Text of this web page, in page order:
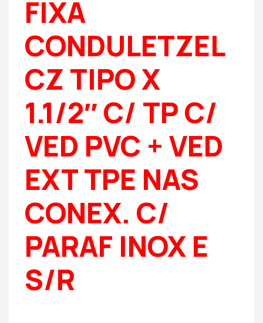
FIXA
CONDULETZEL
CZ TIPO X
1.1/2″ C/ TP C/
VED PVC + VED
EXT TPE NAS
CONEX. C/
PARAF INOX E
S/R